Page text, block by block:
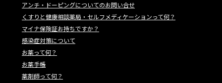
アンチ・ドーピングについてのお問い合せ
くすりと健康相談薬局・セルフメディケーションって何？
マイナ保険証お持ちですか？
感染症対策について
お薬って何？
お薬手帳
薬剤師って何？